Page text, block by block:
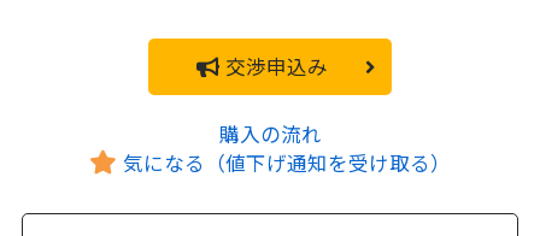
交渉申込み
購入の流れ
気になる（値下げ通知を受け取る）